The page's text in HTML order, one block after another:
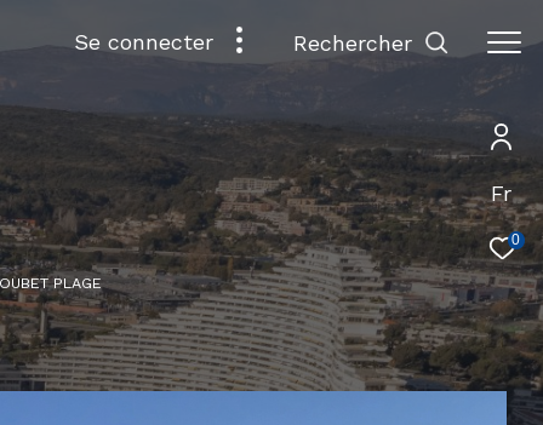
Fr
0
se connecter rechercher
PLAGE